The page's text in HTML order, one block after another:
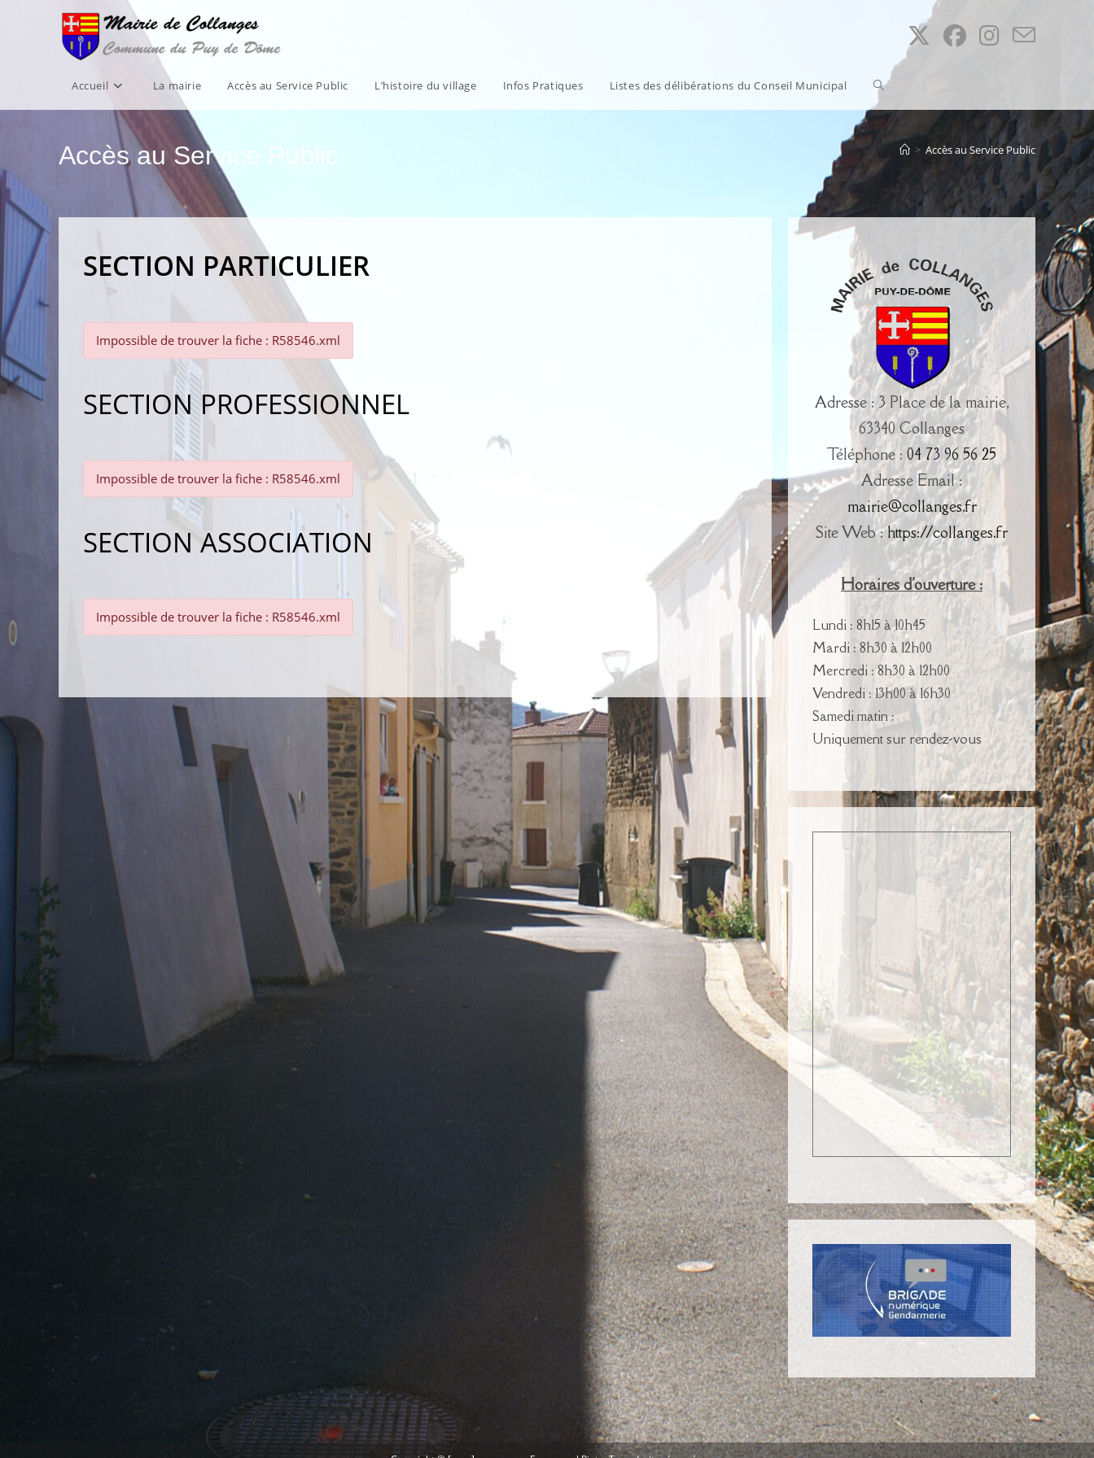
Accueil La mairie Accès au Service Public L’histoire du village Infos Pratiques Listes des délibérations du Conseil Municipal Toggle
website
Accès au Service Public > Accès au Service Public
SECTION PARTICULIER
Impossible de trouver la fiche : R58546.xml
SECTION PROFESSIONNEL
Impossible de trouver la fiche : R58546.xml
SECTION ASSOCIATION
Impossible de trouver la fiche : R58546.xml
Adresse : 3 Place de la mairie,
63340 Collanges
Téléphone :04 73 96 56 25
Adresse Email :
mairie@collanges.fr
Site Web :https://collanges.fr
Horaires d'ouverture :
Lundi : 8h15 à 10h45
Mardi : 8h30 à 12h00
Mercredi : 8h30 à 12h00
Vendredi : 13h00 à 16h30
Samedi matin :
Uniquement sur rendez-vous